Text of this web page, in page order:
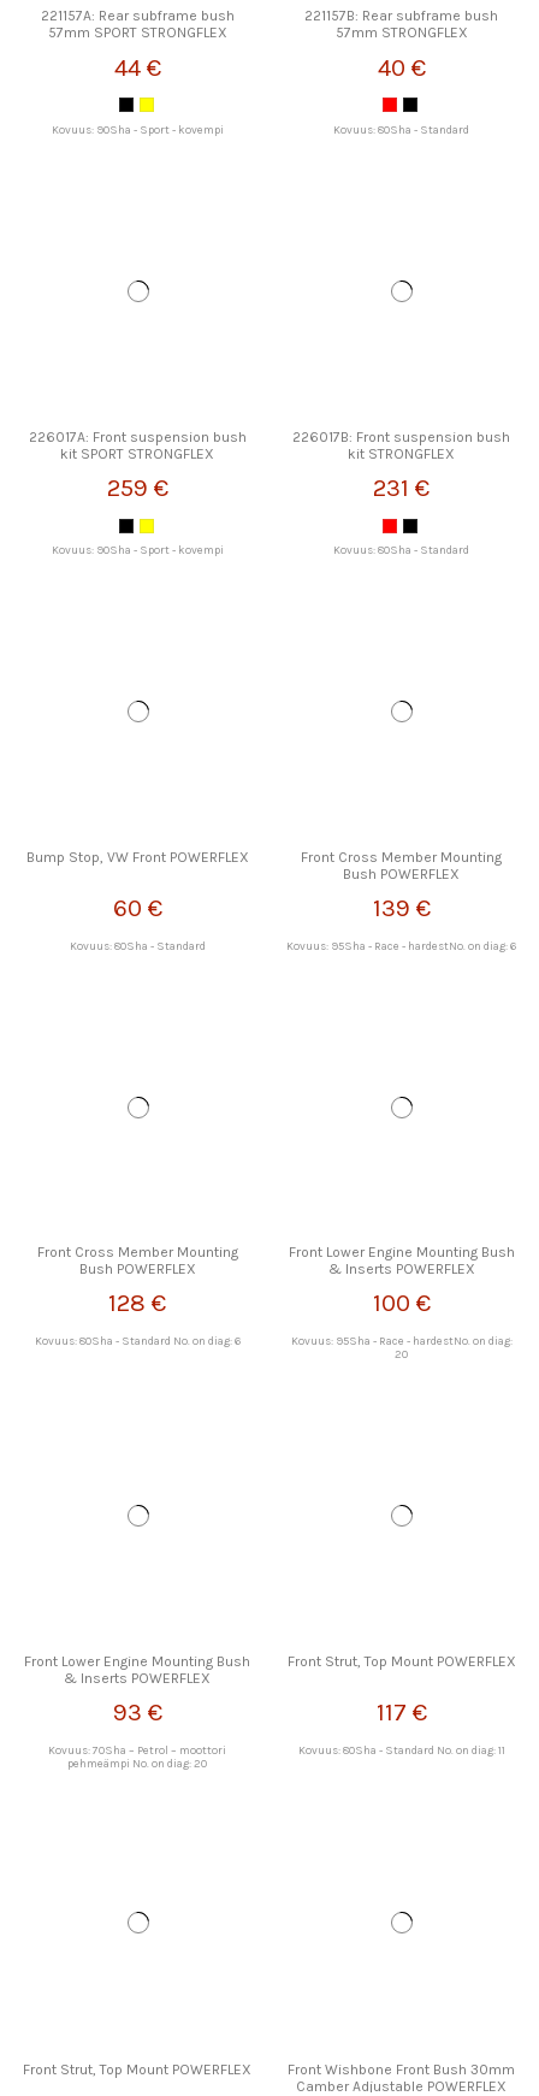
221157A: Rear subframe bush
57mm SPORT STRONGFLEX
44 €
Kovuus: 90Sha - Sport - kovempi
221157B: Rear subframe bush
57mm STRONGFLEX
40 €
Kovuus: 80Sha - Standard
226017A: Front suspension bush
kit SPORT STRONGFLEX
259 €
Kovuus: 90Sha - Sport - kovempi
226017B: Front suspension bush
kit STRONGFLEX
231 €
Kovuus: 80Sha - Standard
Bump Stop, VW Front POWERFLEX
60 €
Kovuus: 80Sha - Standard
Front Cross Member Mounting
Bush POWERFLEX
139 €
Kovuus: 95Sha - Race - hardestNo. on diag: 6
Front Cross Member Mounting
Bush POWERFLEX
128 €
Kovuus: 80Sha - Standard No. on diag: 6
Front Lower Engine Mounting Bush
& Inserts POWERFLEX
100 €
Kovuus: 95Sha - Race - hardestNo. on diag:
20
Front Lower Engine Mounting Bush
& Inserts POWERFLEX
93 €
Kovuus: 70Sha – Petrol – moottori
pehmeämpi No. on diag: 20
Front Strut, Top Mount POWERFLEX
117 €
Kovuus: 80Sha - Standard No. on diag: 11
Front Strut, Top Mount POWERFLEX
Front Wishbone Front Bush 30mm
Camber Adjustable POWERFLEX